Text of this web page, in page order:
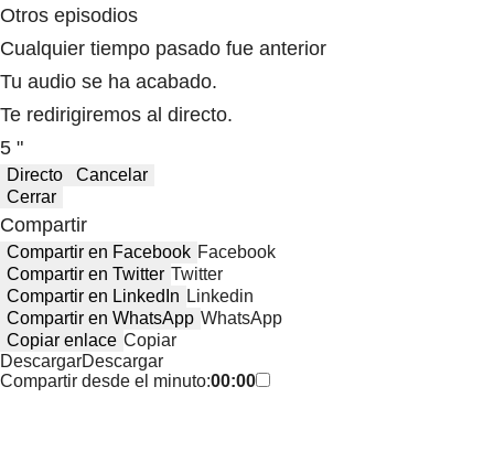
Otros episodios
Cualquier tiempo pasado fue anterior
Tu audio se ha acabado.
Te redirigiremos al directo.
5 "
Directo
Cancelar
Cerrar
Compartir
Compartir en Facebook Facebook
Compartir en Twitter Twitter
Compartir en LinkedIn Linkedin
Compartir en WhatsApp WhatsApp
Copiar enlace Copiar
DescargarDescargar
Compartir desde el minuto:00:00